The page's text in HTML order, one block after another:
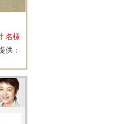
名様
供：